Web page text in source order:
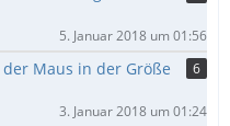
5. Januar 2018 um 01:56
Maus in der Größe
6
3. Januar 2018 um 01:24